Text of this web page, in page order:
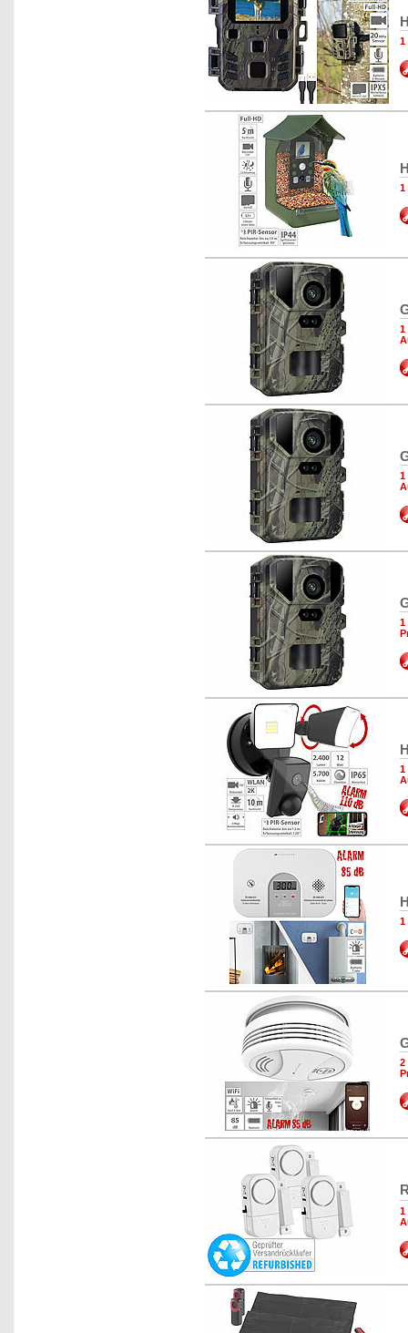
1
1
1
1
1
1
1
2
1